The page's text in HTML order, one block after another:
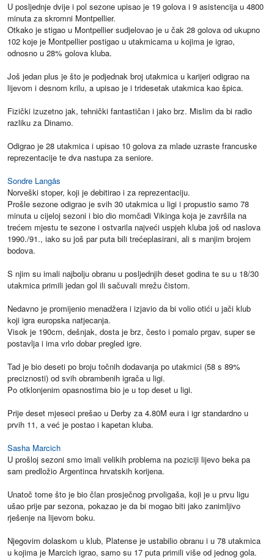
U posljednje dvije i pol sezone upisao je 19 golova i 9 asistencija u 4800
minuta za skromni Montpellier.
Otkako je stigao u Montpellier sudjelovao je u čak 28 golova od ukupno
102 koje je Montpellier postigao u utakmicama u kojima je igrao,
odnosno u 28% golova kluba.
Još jedan plus je što je podjednak broj utakmica u karijeri odigrao na
lijevom i desnom krilu, a upisao je i tridesetak utakmica kao špica.
Fizički izuzetno jak, tehnički fantastičan i jako brz. Mislim da bi radio
razliku za Dinamo.
Odigrao je 28 utakmica i upisao 10 golova za mlade uzraste francuske
reprezentacije te dva nastupa za seniore.
Sondre Langås
Norveški stoper, koji je debitirao i za reprezentaciju.
Prošle sezone odigrao je svih 30 utakmica u ligi i propustio samo 78
minuta u cijeloj sezoni i bio dio momčadi Vikinga koja je završila na
trećem mjestu te sezone i ostvarila najveći uspjeh kluba još od naslova
1990./91., iako su još par puta bili trećeplasirani, ali s manjim brojem
bodova.
S njim su imali najbolju obranu u posljednjih deset godina te su u 18/30
utakmica primili jedan gol ili sačuvali mrežu čistom.
Nedavno je promijenio menadžera i izjavio da bi volio otići u jači klub
koji igra europska natjecanja.
Visok je 190cm, dešnjak, dosta je brz, često i pomalo prgav, super se
postavlja i ima vrlo dobar pregled igre.
Tad je bio deseti po broju točnih dodavanja po utakmici (58 s 89%
preciznosti) od svih obrambenih igrača u ligi.
Po otklonjenim opasnostima bio je u top deset u ligi.
Prije deset mjeseci prešao u Derby za 4.80M eura i igr standardno u
prvih 11, a već je postao i kapetan kluba.
Sasha Marcich
U prošloj sezoni smo imali velikih problema na poziciji lijevo beka pa
sam predložio Argentinca hrvatskih korijena.
Unatoč tome što je bio član prosječnog prvoligaša, koji je u prvu ligu
ušao prije par sezona, pokazao je da bi mogao biti jako zanimljivo
rješenje na lijevom boku.
Njegovim dolaskom u klub, Platense je ustabilio obranu i u 78 utakmica
u kojima je Marcich igrao, samo su 17 puta primili više od jednog gola.